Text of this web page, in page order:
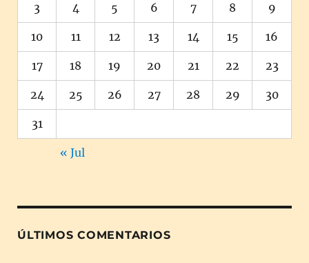
3 4 5 6 7 8 9
10 11 12 13 14 15 16
17 18 19 20 21 22 23
24 25 26 27 28 29 30
31
« Jul
ÚLTIMOS COMENTARIOS